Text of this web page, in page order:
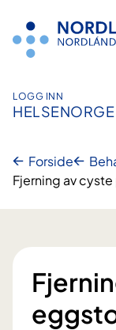
innhold
LOGG INN
HELSENORGE
Forside
Fjerning av